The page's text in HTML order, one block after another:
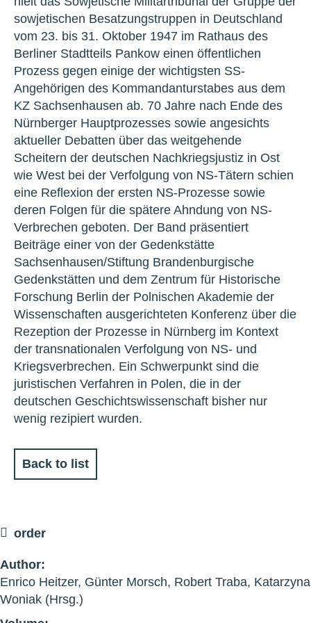
sowjetischen Besatzungstruppen in Deutschland
vom 23. bis 31. Oktober 1947 im Rathaus des
Berliner Stadtteils Pankow einen öffentlichen
Prozess gegen einige der wichtigsten SS-
Angehörigen des Kommandanturstabes aus dem
KZ Sachsenhausen ab. 70 Jahre nach Ende des
Nürnberger Hauptprozesses sowie angesichts
aktueller Debatten über das weitgehende
Scheitern der deutschen Nachkriegsjustiz in Ost
wie West bei der Verfolgung von NS-Tätern schien
eine Reflexion der ersten NS-Prozesse sowie
deren Folgen für die spätere Ahndung von NS-
Verbrechen geboten. Der Band präsentiert
Beiträge einer von der Gedenkstätte
Sachsenhausen/Stiftung Brandenburgische
Gedenkstätten und dem Zentrum für Historische
Forschung Berlin der Polnischen Akademie der
Wissenschaften ausgerichteten Konferenz über die
Rezeption der Prozesse in Nürnberg im Kontext
der transnationalen Verfolgung von NS- und
Kriegsverbrechen. Ein Schwerpunkt sind die
juristischen Verfahren in Polen, die in der
deutschen Geschichtswissenschaft bisher nur
wenig rezipiert wurden.
Back to list
order
Author:
Enrico Heitzer, Günter Morsch, Robert Traba, Katarzyna
Woniak (Hrsg.)